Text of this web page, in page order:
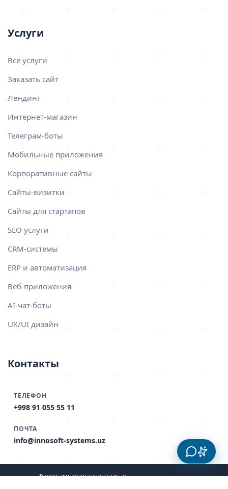
Услуги
Все услуги
Заказать сайт
Лендинг
Интернет-магазин
Телеграм-боты
Мобильные приложения
Корпоративные сайты
Сайты-визитки
Сайты для стартапов
SEO услуги
CRM-системы
ERP и автоматизация
Веб-приложения
AI-чат-боты
UX/UI дизайн
Контакты
ТЕЛЕФОН
+998 91 055 55 11
ПОЧТА
info@innosoft-systems.uz
© 2026 INNOSOFT SYSTEMS. Все права защищены.